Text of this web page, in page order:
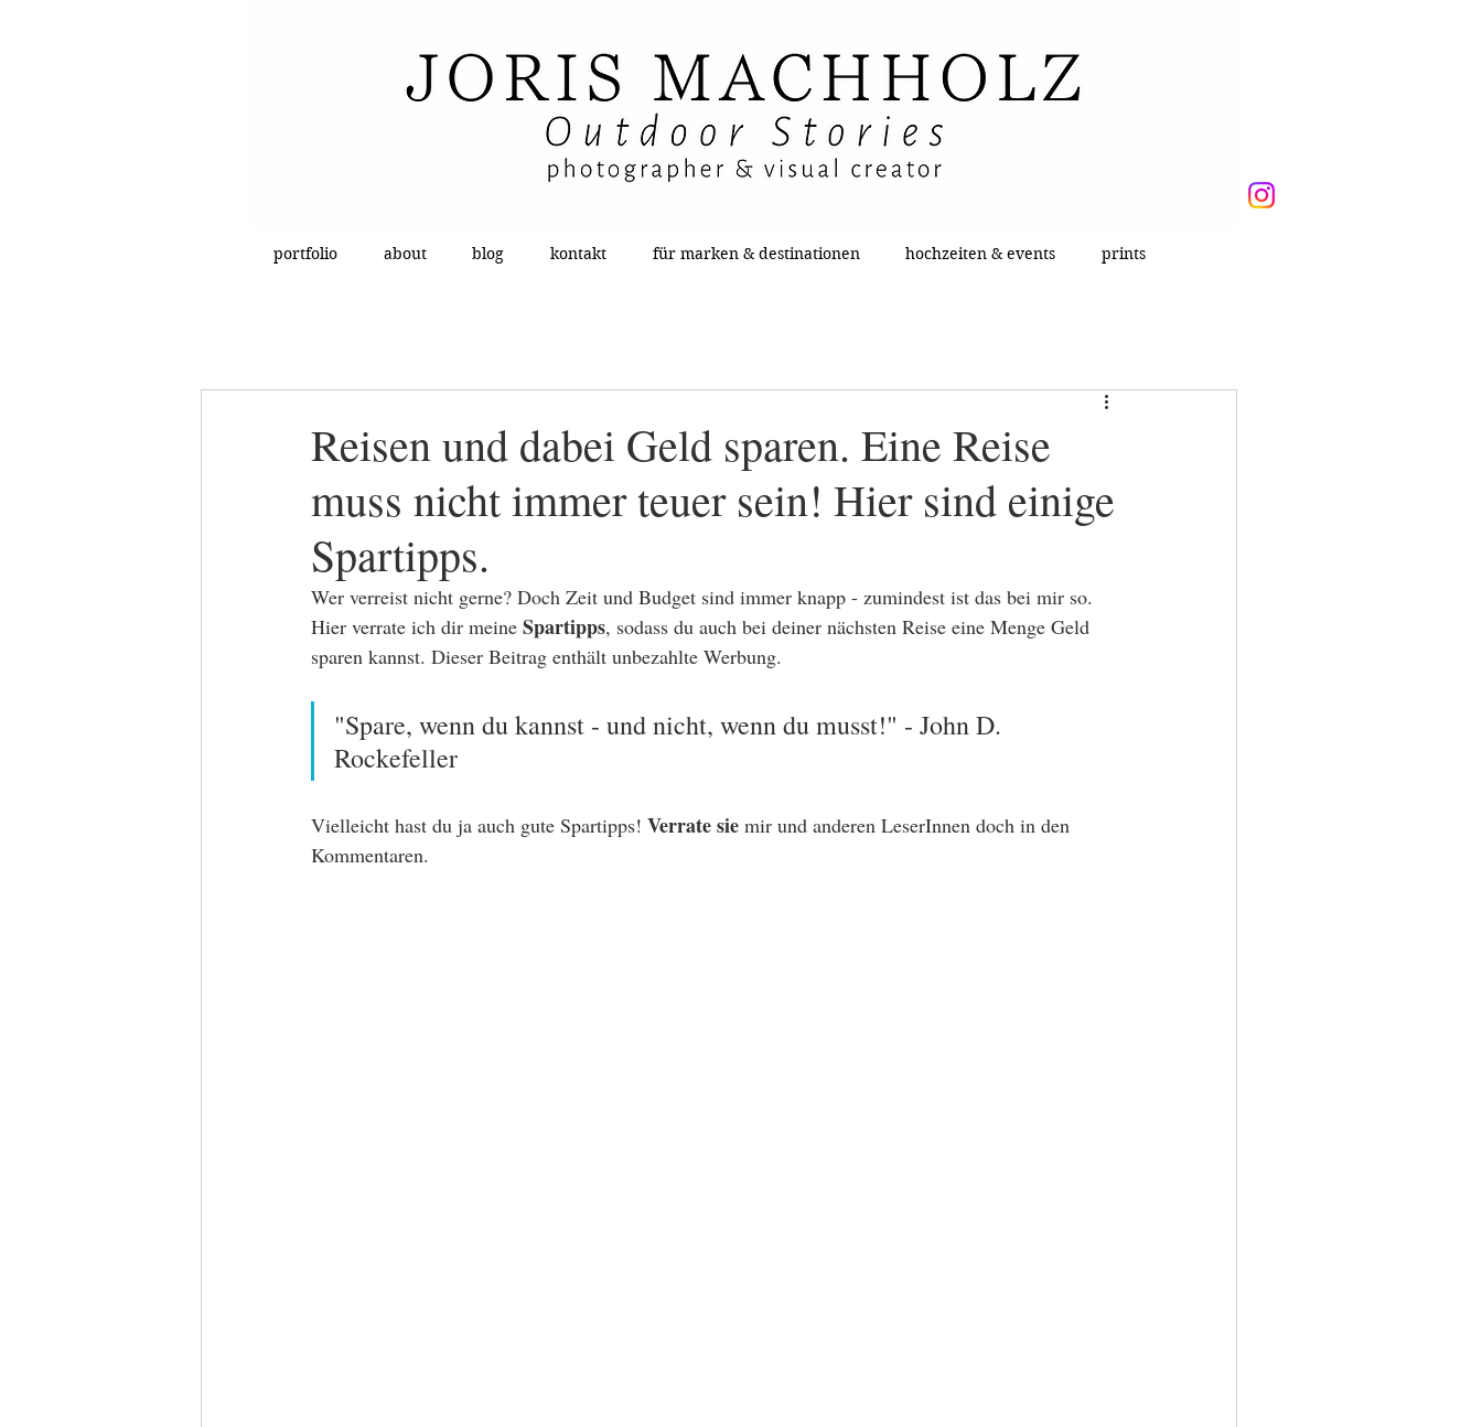
portfolio about blog kontakt für marken & destinationen hochzeiten & events prints
Reisen und dabei Geld sparen. Eine Reise
muss nicht immer teuer sein! Hier sind einige
Spartipps.
Wer verreist nicht gerne? Doch Zeit und Budget sind immer knapp - zumindest ist das bei mir so.
Hier verrate ich dir meine Spartipps, sodass du auch bei deiner nächsten Reise eine Menge Geld
sparen kannst. Dieser Beitrag enthält unbezahlte Werbung.
"Spare, wenn du kannst - und nicht, wenn du musst!" - John D.
Rockefeller
Vielleicht hast du ja auch gute Spartipps! Verrate sie mir und anderen LeserInnen doch in den
Kommentaren.